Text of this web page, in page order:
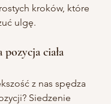
kroków, które
ulgę.
ciała
z nas spędza
Siedzenie